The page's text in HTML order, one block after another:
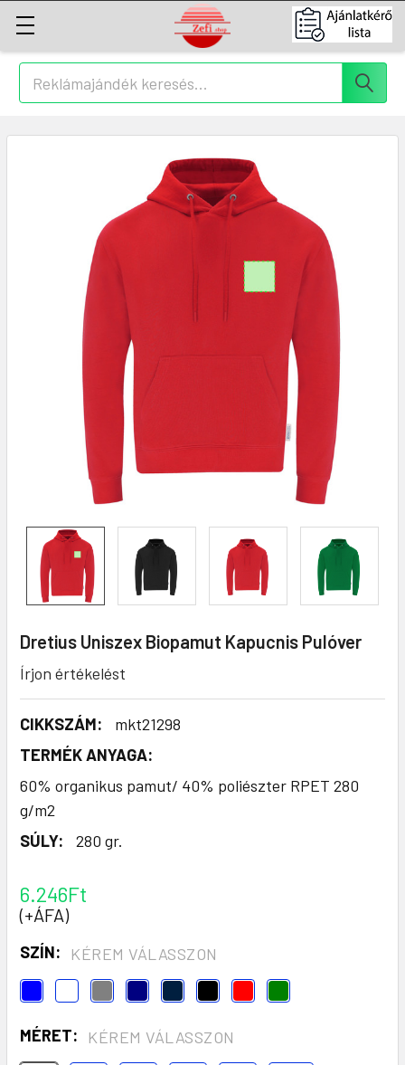
Keresés
Dretius Uniszex Biopamut Kapucnis Pulóver
Írjon értékelést
CIKKSZÁM:
mkt21298
TERMÉK ANYAGA:
60% organikus pamut/ 40% poliészter RPET 280
g/m2
SÚLY:
280 gr.
6.246Ft
(+ÁFA)
SZÍN: KÉREM VÁLASSZON
MÉRET:
KÉREM VÁLASSZON